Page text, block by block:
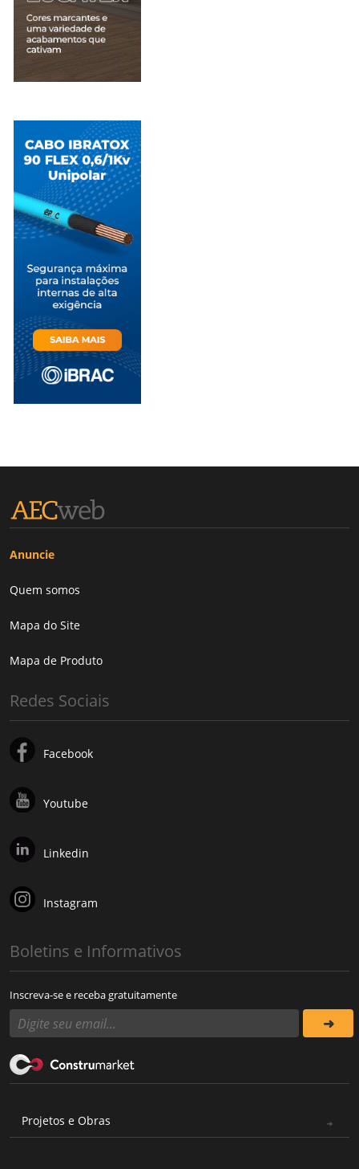
Anuncie
Quem somos
Mapa do Site
Mapa de Produto
Redes Sociais
Facebook
Youtube
Linkedin
Instagram
Boletins e Informativos
Inscreva-se e receba gratuitamente
Projetos e Obras